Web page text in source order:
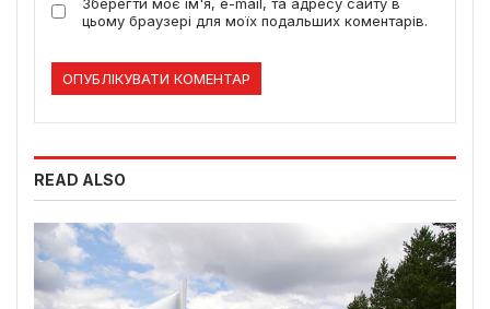
цьому браузері для моїх подальших коментарів.
READ ALSO